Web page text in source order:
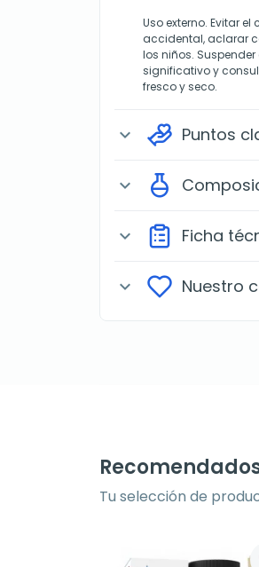
Uso externo. Evitar
accidental, aclarar
los niños.
significativo y
fresco y seco.
expand_more Puntos
expand_more
expand_more Ficha
expand_more Nuestro
Tu selección de